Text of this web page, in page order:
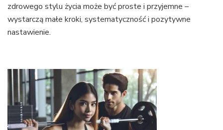
zdrowego stylu życia może być proste i przyjemne –
wystarczą małe kroki, systematyczność i pozytywne
nastawienie.